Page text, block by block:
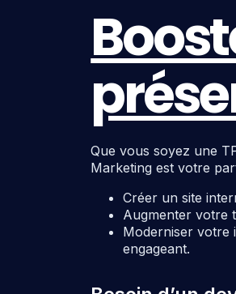
Que vous soyez une
Marketing est votre
Créer un site
Augmenter votre
Moderniser votre
engageant.